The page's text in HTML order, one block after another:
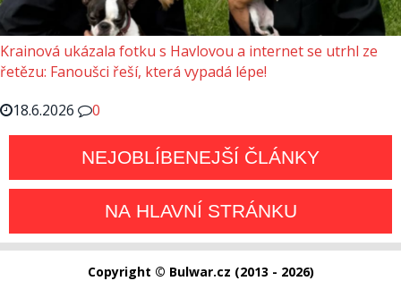
Krainová ukázala fotku s Havlovou a internet se utrhl ze
řetězu: Fanoušci řeší, která vypadá lépe!
18.6.2026
0
NEJOBLÍBENEJŠÍ ČLÁNKY
NA HLAVNÍ STRÁNKU
Copyright © Bulwar.cz (2013 - 2026)